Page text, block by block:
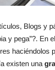
Blogs y
y pega”?. En
haciéndolos
existen una